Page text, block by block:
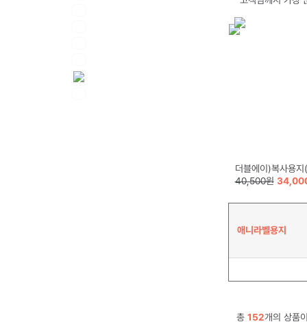
더블에이)복사용지(A4/
40,500원
애니라벨용지
총 152개의 상품